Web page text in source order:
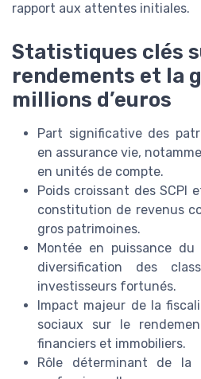
rapport aux attentes initiales.
Statistiques clés
rendements et la
millions d’euros
Part significative des
en assurance vie,
en unités de compte.
Poids croissant des SCPI
constitution de revenus
gros patrimoines.
Montée en puissance
diversification des
investisseurs fortunés.
Impact majeur de la
sociaux sur le
financiers et immobiliers.
Rôle déterminant de la